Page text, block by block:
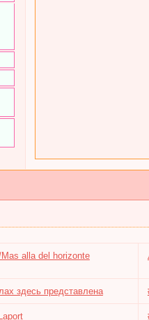
alla del horizonte
здесь представлена